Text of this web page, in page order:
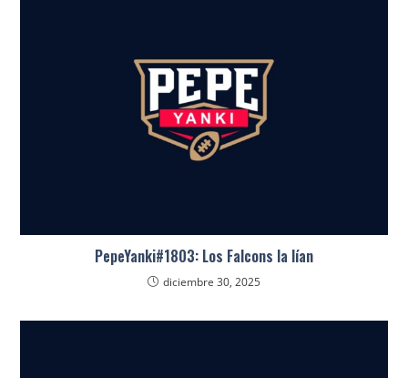
PepeYanki#1803: Los Falcons la lían
diciembre 30, 2025